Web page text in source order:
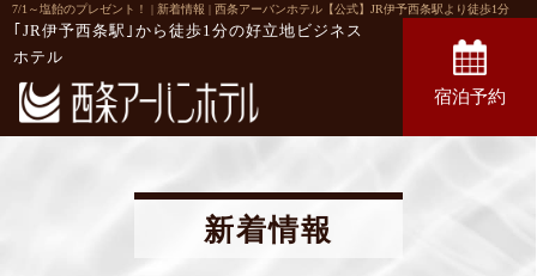
7/1～塩飴のプレゼント！ | 新着情報 | 西条アーバンホテル【公式】JR伊予西条駅より徒歩1分
｢JR伊予西条駅｣から徒歩1分の好立地ビジネス
ホテル
宿泊予約
新着情報